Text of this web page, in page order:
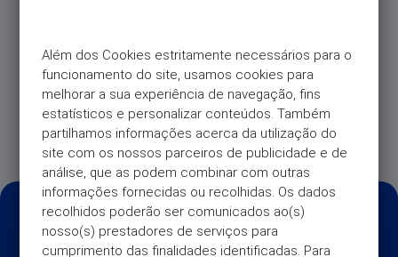
Além dos Cookies estritamente necessários para o
funcionamento do site, usamos cookies para
melhorar a sua experiência de navegação, fins
estatísticos e personalizar conteúdos. Também
partilhamos informações acerca da utilização do
site com os nossos parceiros de publicidade e de
análise, que as podem combinar com outras
informações fornecidas ou recolhidas. Os dados
recolhidos poderão ser comunicados ao(s)
nosso(s) prestadores de serviços para
cumprimento das finalidades identificadas. Para
extra, mantendo sempre uma só mensalidade e
poderá pagar menos todos os meses (nos casos
aplicáveis);
O Crédito Consolidado pode juntar Créditos
Pessoais, ou de Cartão de Crédito.